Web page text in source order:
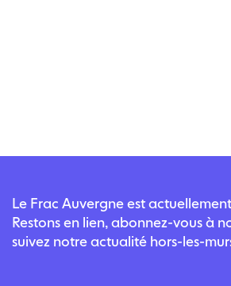
Le Frac Auvergne est
Restons en lien, abonnez-vous à
suivez notre actualité hors-les-